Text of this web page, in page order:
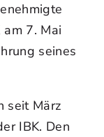
7. Mai
seines
seit März
IBK. Den